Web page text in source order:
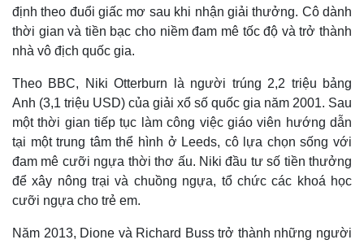
định theo đuổi giấc mơ sau khi nhận giải thưởng. Cô dành
thời gian và tiền bạc cho niềm đam mê tốc độ và trở thành
nhà vô địch quốc gia.
Theo BBC, Niki Otterburn là người trúng 2,2 triệu bảng
Anh (3,1 triệu USD) của giải xổ số quốc gia năm 2001. Sau
một thời gian tiếp tục làm công việc giáo viên hướng dẫn
tại một trung tâm thể hình ở Leeds, cô lựa chọn sống với
đam mê cưỡi ngựa thời thơ ấu. Niki đầu tư số tiền thưởng
để xây nông trại và chuồng ngựa, tổ chức các khoá học
cưỡi ngựa cho trẻ em.
Năm 2013, Dione và Richard Buss trở thành những người